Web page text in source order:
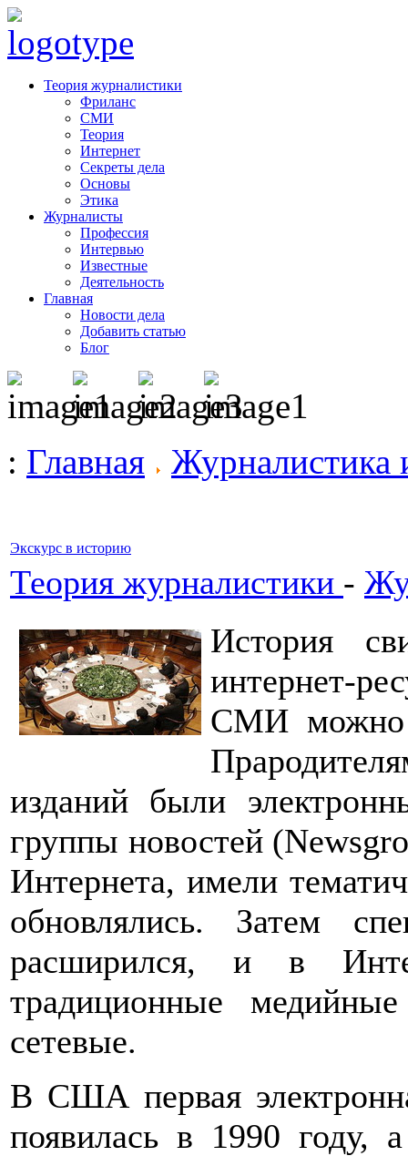
Теория журналистики
Фриланс
СМИ
Теория
Интернет
Секреты дела
Основы
Этика
Журналисты
Профессия
Интервью
Известные
Деятельность
Главная
Новости дела
Добавить статью
Блог
: Главная Журналистика
Экскурс в историю
Теория журналистики -
История
интернет-
СМИ можно
изданий были
группы новостей
Интернета, имели
обновлялись. Затем
расширился, и в
традиционные
сетевые.
В США первая
появилась в 1990 году,